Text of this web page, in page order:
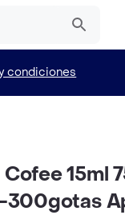
condiciones
15ml